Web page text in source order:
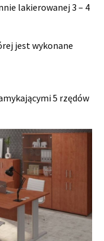
lakierowanej 3 – 4
jest wykonane
5 rzędów